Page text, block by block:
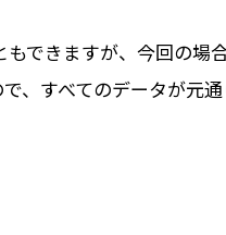
できますが、今回の場
、すべてのデータが元